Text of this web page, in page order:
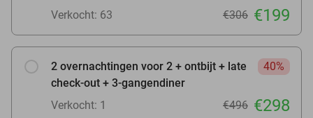
Verkocht: 63 €306 €199
2 overnachtingen voor 2 + ontbijt + late
check-out + 3-gangendiner
40%
Verkocht: 1 €496 €298